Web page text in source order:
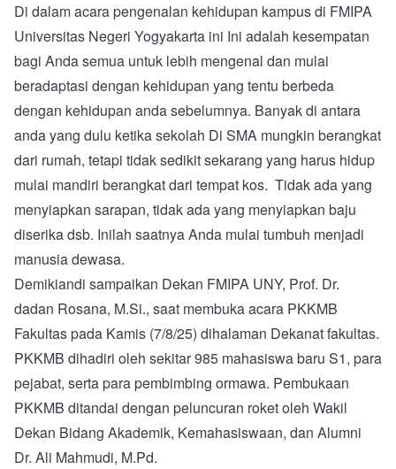
Di dalam acara pengenalan kehidupan kampus di FMIPA
Universitas Negeri Yogyakarta ini Ini adalah kesempatan
bagi Anda semua untuk lebih mengenal dan mulai
beradaptasi dengan kehidupan yang tentu berbeda
dengan kehidupan anda sebelumnya. Banyak di antara
anda yang dulu ketika sekolah Di SMA mungkin berangkat
dari rumah, tetapi tidak sedikit sekarang yang harus hidup
mulai mandiri berangkat dari tempat kos. Tidak ada yang
menyiapkan sarapan, tidak ada yang menyiapkan baju
diserika dsb. Inilah saatnya Anda mulai tumbuh menjadi
manusia dewasa.
Demikiandi sampaikan Dekan FMIPA UNY, Prof. Dr.
dadan Rosana, M.Si., saat membuka acara PKKMB
Fakultas pada Kamis (7/8/25) dihalaman Dekanat fakultas.
PKKMB dihadiri oleh sekitar 985 mahasiswa baru S1, para
pejabat, serta para pembimbing ormawa. Pembukaan
PKKMB ditandai dengan peluncuran roket oleh Wakil
Dekan Bidang Akademik, Kemahasiswaan, dan Alumni
Dr. Ali Mahmudi, M.Pd.